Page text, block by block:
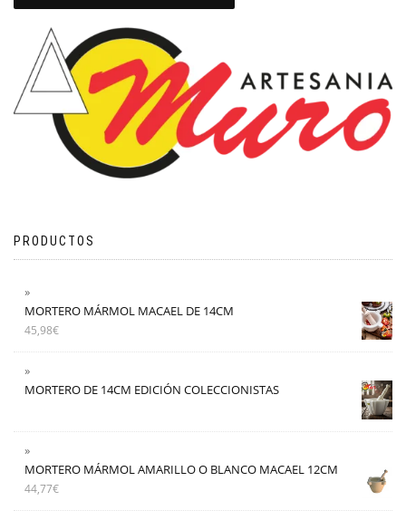
PRODUCTOS
MORTERO MÁRMOL MACAEL DE 14CM
45,98€
MORTERO DE 14CM EDICIÓN COLECCIONISTAS
MORTERO MÁRMOL AMARILLO O BLANCO MACAEL 12CM
44,77€